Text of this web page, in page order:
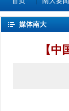
媒体南大
【